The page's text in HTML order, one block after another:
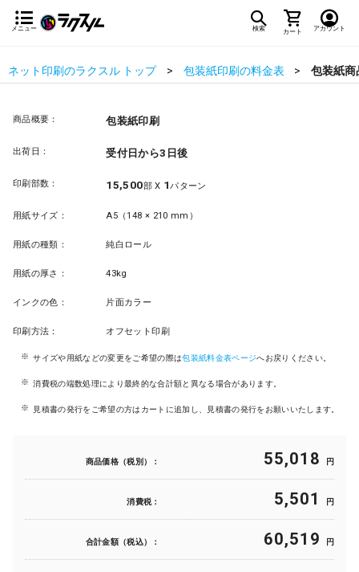
メニュー 検索 カート アカウント
ネット印刷のラクスル トップ 包装紙印刷の料金表 包装紙商
商品概要： 包装紙印刷
出荷日： 受付日から3日後
印刷部数： 15,500部 X 1パターン
用紙サイズ： A5（148 × 210 mm）
用紙の種類： 純白ロール
用紙の厚さ： 43kg
インクの色： 片面カラー
印刷方法： オフセット印刷
サイズや用紙などの変更をご希望の際は包装紙料金表ページへお戻りください。
消費税の端数処理により最終的な合計額と異なる場合があります。
見積書の発行をご希望の方はカートに追加し、見積書の発行をお願いいたします。
商品価格（税別）： 55,018 円
消費税： 5,501 円
合計金額（税込）： 60,519 円